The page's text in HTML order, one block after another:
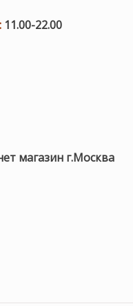
11.00-22.00
магазин г.Москва